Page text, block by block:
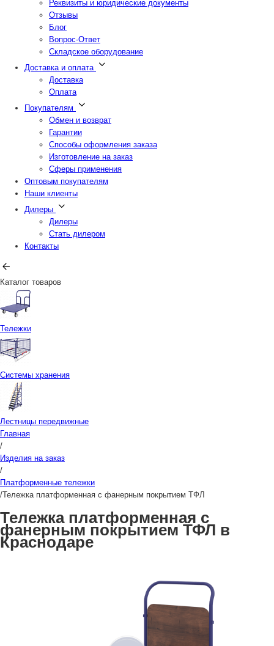
Реквизиты и юридические документы
Отзывы
Блог
Вопрос-Ответ
Складское оборудование
Доставка и оплата
Доставка
Оплата
Покупателям
Обмен и возврат
Гарантии
Способы оформления заказа
Изготовление на заказ
Сферы применения
Оптовым покупателям
Наши клиенты
Дилеры
Дилеры
Стать дилером
Контакты
Каталог товаров
Тележки
Системы хранения
Лестницы передвижные
Главная
/
Изделия на заказ
/
Платформенные тележки
/Тележка платформенная с фанерным покрытием ТФЛ
Тележка платформенная с
фанерным покрытием ТФЛ в
Краснодаре